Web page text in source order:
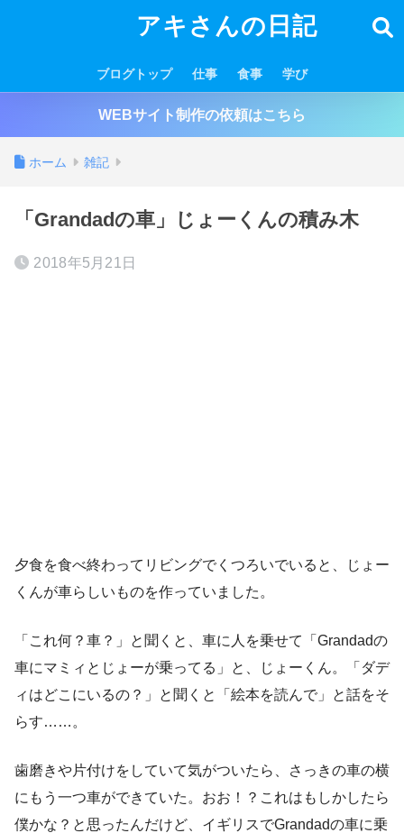
アキさんの日記
ブログトップ 仕事 食事 学び
WEBサイト制作の依頼はこちら
ホーム 雑記
「Grandadの車」じょーくんの積み木
2018年5月21日
夕食を食べ終わってリビングでくつろいでいると、じょー
くんが車らしいものを作っていました。
「これ何？車？」と聞くと、車に人を乗せて「Grandadの
車にマミィとじょーが乗ってる」と、じょーくん。「ダデ
ィはどこにいるの？」と聞くと「絵本を読んで」と話をそ
らす……。
歯磨きや片付けをしていて気がついたら、さっきの車の横
にもう一つ車ができていた。おお！？これはもしかしたら
僕かな？と思ったんだけど、イギリスでGrandadの車に乗